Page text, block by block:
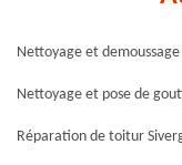
Nettoyage et
Nettoyage et pose de
Réparation de toitur